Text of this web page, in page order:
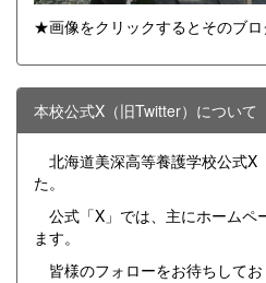
★画像をクリックするとそのブロ
本校公式X（旧Twitter）について
北海道美深高等養護学校公式X
た。
公式「X」では、主にホームペ
ます。
皆様のフォローをお待ちしてお